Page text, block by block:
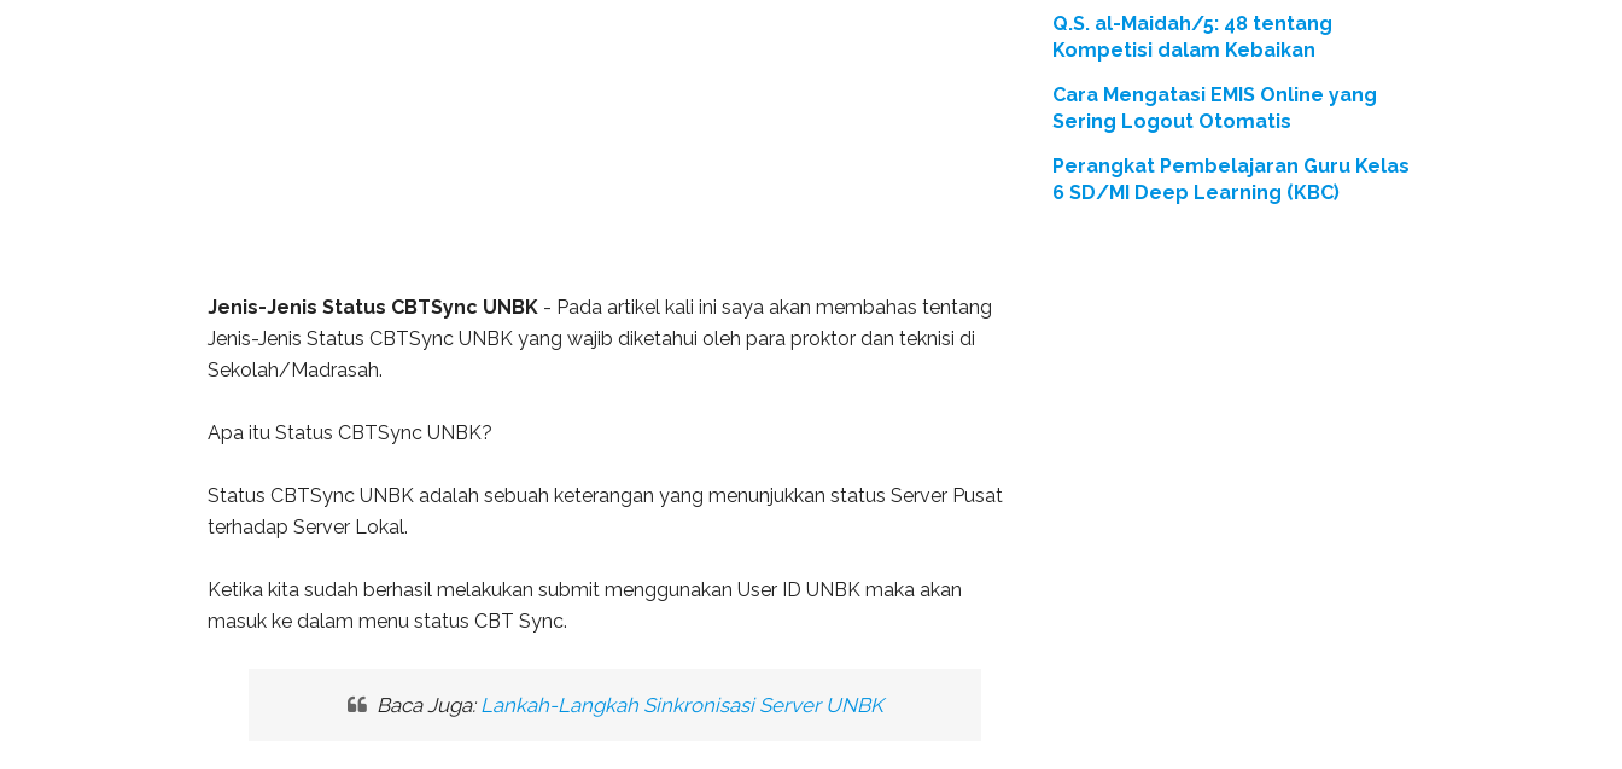
Jenis-Jenis Status CBTSync UNBK - Pada artikel kali ini saya akan membahas tentang
Jenis-Jenis Status CBTSync UNBK yang wajib diketahui oleh para proktor dan teknisi di
Sekolah/Madrasah.
Apa itu Status CBTSync UNBK?
Status CBTSync UNBK adalah sebuah keterangan yang menunjukkan status Server Pusat
terhadap Server Lokal.
Ketika kita sudah berhasil melakukan submit menggunakan User ID UNBK maka akan
masuk ke dalam menu status CBT Sync.
Baca Juga: Lankah-Langkah Sinkronisasi Server UNBK
Q.S. al-Maidah/5: 48 tentang
Kompetisi dalam Kebaikan
Cara Mengatasi EMIS Online yang
Sering Logout Otomatis
Perangkat Pembelajaran Guru Kelas
6 SD/MI Deep Learning (KBC)